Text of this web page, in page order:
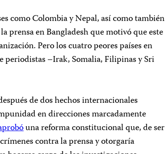
como Colombia y Nepal, así como también
prensa en Bangladesh que motivó que este
Pero los cuatro peores países en
periodistas –Irak, Somalia, Filipinas y Sri
de dos hechos internacionales
en direcciones marcadamente
una reforma constitucional que, de ser
contra la prensa y otorgaría